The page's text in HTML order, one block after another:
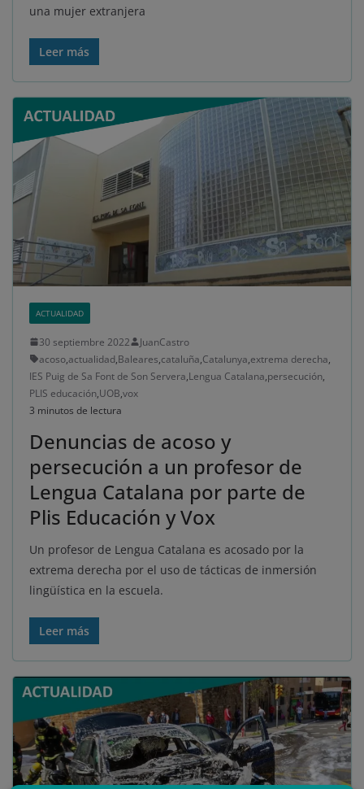
una mujer extranjera
Leer más
ACTUALIDAD
30 septiembre 2022
JuanCastro
acoso,actualidad,Baleares,cataluña,Catalunya,extrema derecha,
IES Puig de Sa Font de Son Servera,Lengua Catalana,persecución,
PLIS educación,UOB,vox
3 minutos de lectura
Denuncias de acoso y
persecución a un profesor de
Lengua Catalana por parte de
Plis Educación y Vox
Un profesor de Lengua Catalana es acosado por la
extrema derecha por el uso de tácticas de inmersión
lingüística en la escuela.
Leer más